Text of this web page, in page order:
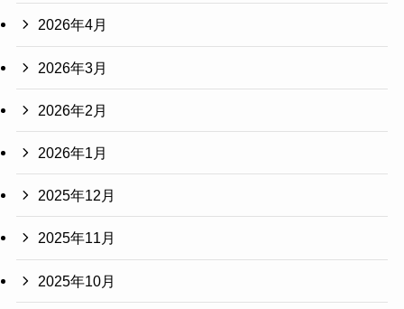
2026年4月
2026年3月
2026年2月
2026年1月
2025年12月
2025年11月
2025年10月